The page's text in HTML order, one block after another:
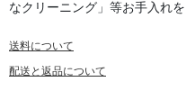
なクリーニング」等お手入れを
送料について
配送と返品について